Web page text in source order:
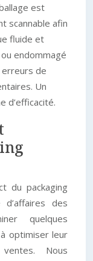
est
scannable afin
fluide et
endommagé
de
Un
d’efficacité.
du packaging
des
quelques
optimiser leur
Nous